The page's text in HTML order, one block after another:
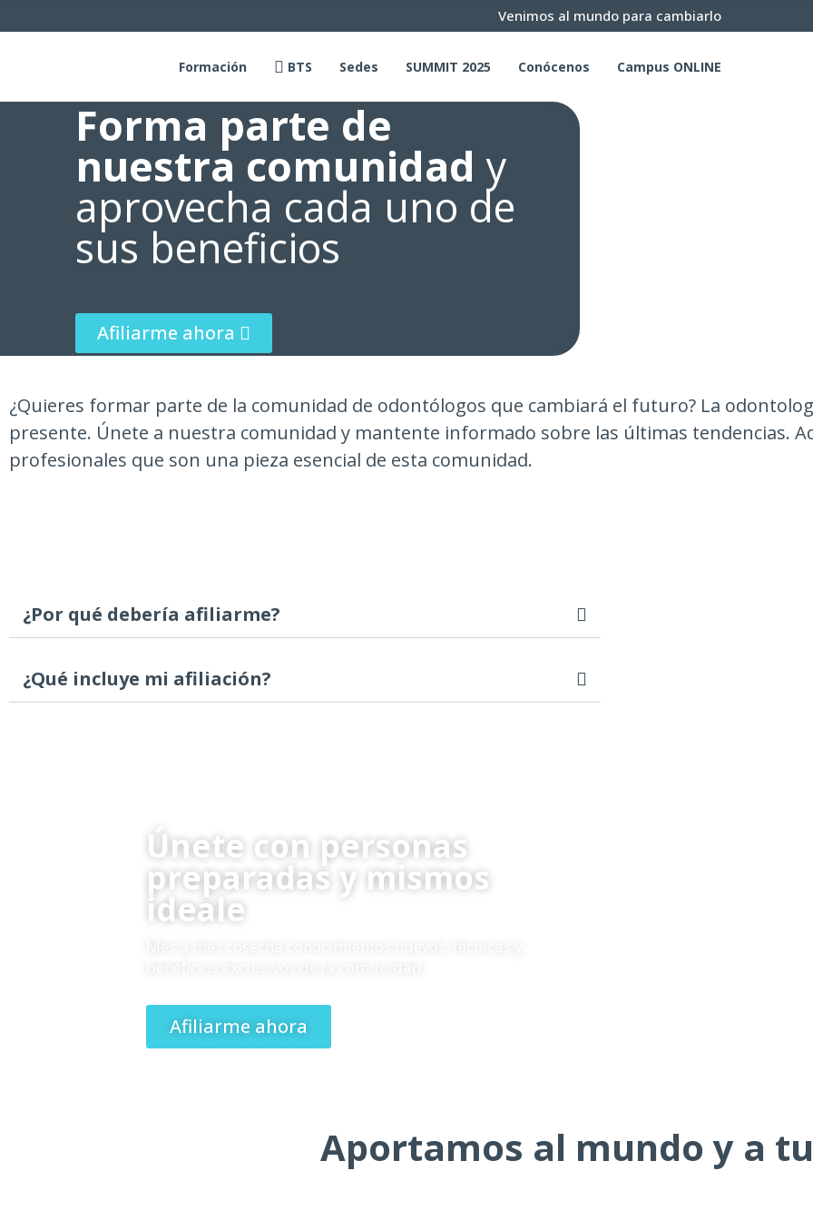
Venimos al mundo para cambiarlo
Formación BTS Sedes SUMMIT 2025 Conócenos Campus ONLINE
Forma parte de
nuestra comunidad y
aprovecha cada uno de
sus beneficios
Afiliarme ahora
¿Quieres formar parte de la comunidad de odontólogos que cambiará el futuro? La
presente. Únete a nuestra comunidad y mantente informado sobre las últimas tendencias.
profesionales que son una pieza esencial de esta comunidad.
¿Por qué debería afiliarme?
¿Qué incluye mi afiliación?
Únete con personas
preparadas y mismos
ideale
Afiliarme ahora
Aportamos al mundo y a